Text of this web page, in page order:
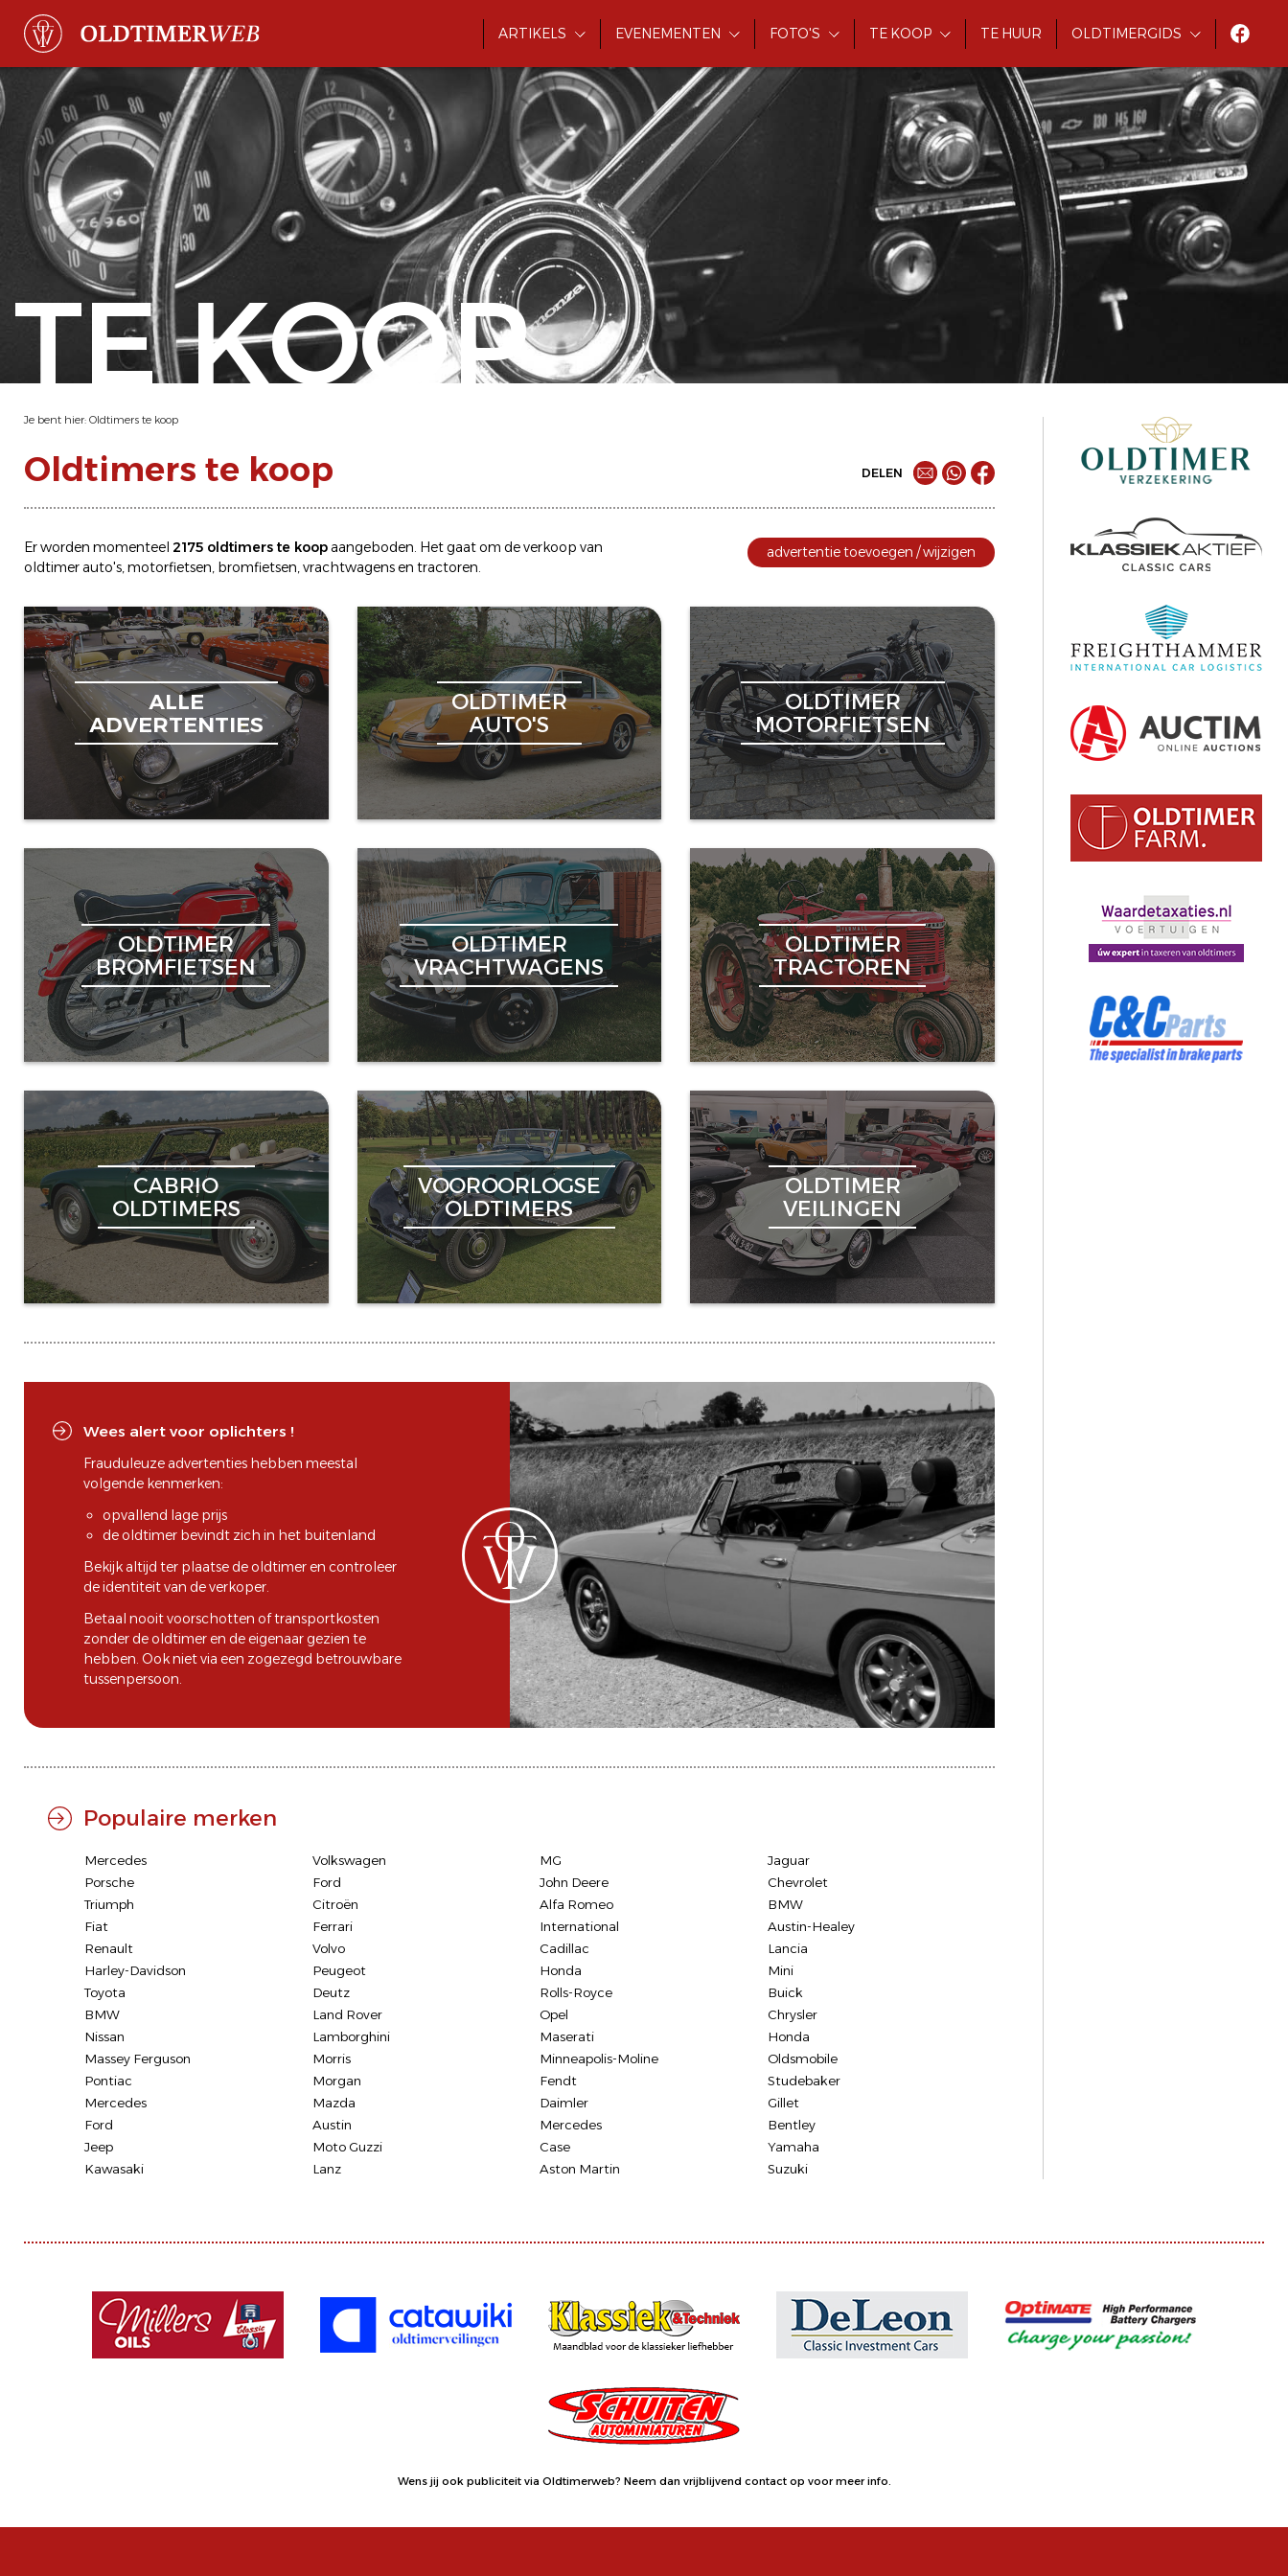
ARTIKELS EVENEMENTEN FOTO'S TE KOOP TE HUUR OLDTIMERGIDS
TE KOOP
Je bent hier: Oldtimers te koop
Oldtimers te koop DELEN
Er worden momenteel 2175 oldtimers te koopaangeboden. Het gaat om deverkoop van
oldtimerauto's,motorfietsen, bromfietsen,vrachtwagens en tractoren.
advertentie toevoegen / wijzigen
ALLE
ADVERTENTIES
OLDTIMER
AUTO'S
OLDTIMER
MOTORFIETSEN
OLDTIMER
BROMFIETSEN
OLDTIMER
VRACHTWAGENS
OLDTIMER
TRACTOREN
CABRIO
OLDTIMERS
VOOROORLOGSE
OLDTIMERS
OLDTIMER
VEILINGEN
Wees alert voor oplichters !
Frauduleuze advertenties hebben meestal
volgende kenmerken:
opvallend lage prijs
de oldtimer bevindt zich in het buitenland
Bekijk altijd ter plaatse de oldtimer en controleer
de identiteit van de verkoper.
Betaal nooit voorschotten of transportkosten
zonder de oldtimer en de eigenaar gezien te
hebben. Ook niet via een zogezegd betrouwbare
tussenpersoon.
Populaire merken
Mercedes Volkswagen MG
Jaguar
Porsche
Ford John Deere
Chevrolet
Triumph
Citroën Alfa Romeo
BMW
Fiat
Ferrari International
Austin-Healey
Renault
Volvo Cadillac
Lancia
Harley-Davidson
Peugeot Honda
Mini
Toyota
Deutz Rolls-Royce
Buick
BMW
Land Rover Opel
Chrysler
Nissan
Lamborghini Maserati
Honda
Massey Ferguson
Morris Minneapolis-Moline
Oldsmobile
Pontiac
Morgan Fendt
Studebaker
Mercedes
Mazda Daimler
Gillet
Ford
Austin Mercedes
Bentley
Jeep
Moto Guzzi Case
Yamaha
Kawasaki
Lanz Aston Martin Suzuki
Wens jij ook publiciteit via Oldtimerweb? Neem dan vrijblijvend contact op voor meer info.